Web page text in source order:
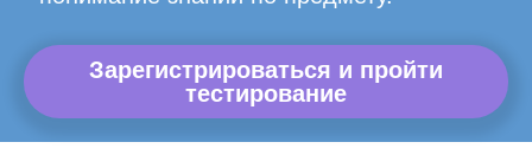
Зарегистрироваться и пройти
тестирование